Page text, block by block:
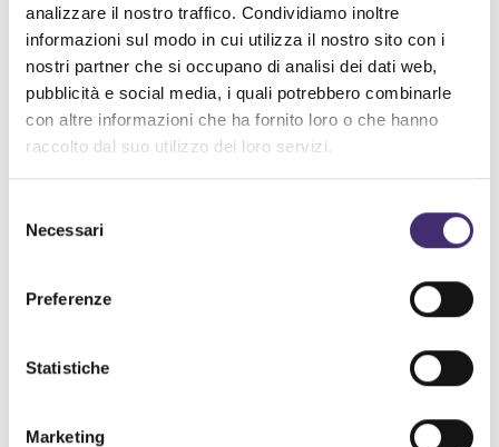
analizzare il nostro traffico. Condividiamo inoltre
informazioni sul modo in cui utilizza il nostro sito con i
nostri partner che si occupano di analisi dei dati web,
pubblicità e social media, i quali potrebbero combinarle
con altre informazioni che ha fornito loro o che hanno
raccolto dal suo utilizzo dei loro servizi.
delNecessari
Preferenze
Statistiche
Marketing
BLUDENTAL CLINIQUE LEO PHARMA E